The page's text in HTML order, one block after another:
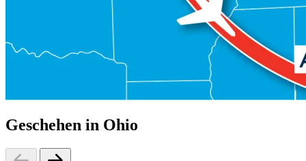
Geschehen in Ohio